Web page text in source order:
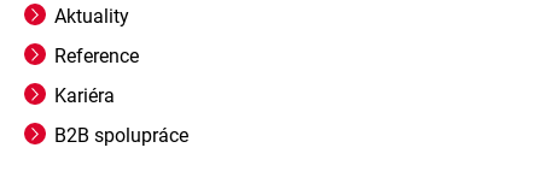
Aktuality
Reference
Kariéra
B2B spolupráce